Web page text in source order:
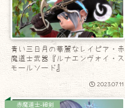
青い三日月の華麗なレイピア・赤
魔道士武器『ルナエンヴォイ・ス
モールソード』
2023.07.11
赤魔道士-細剣